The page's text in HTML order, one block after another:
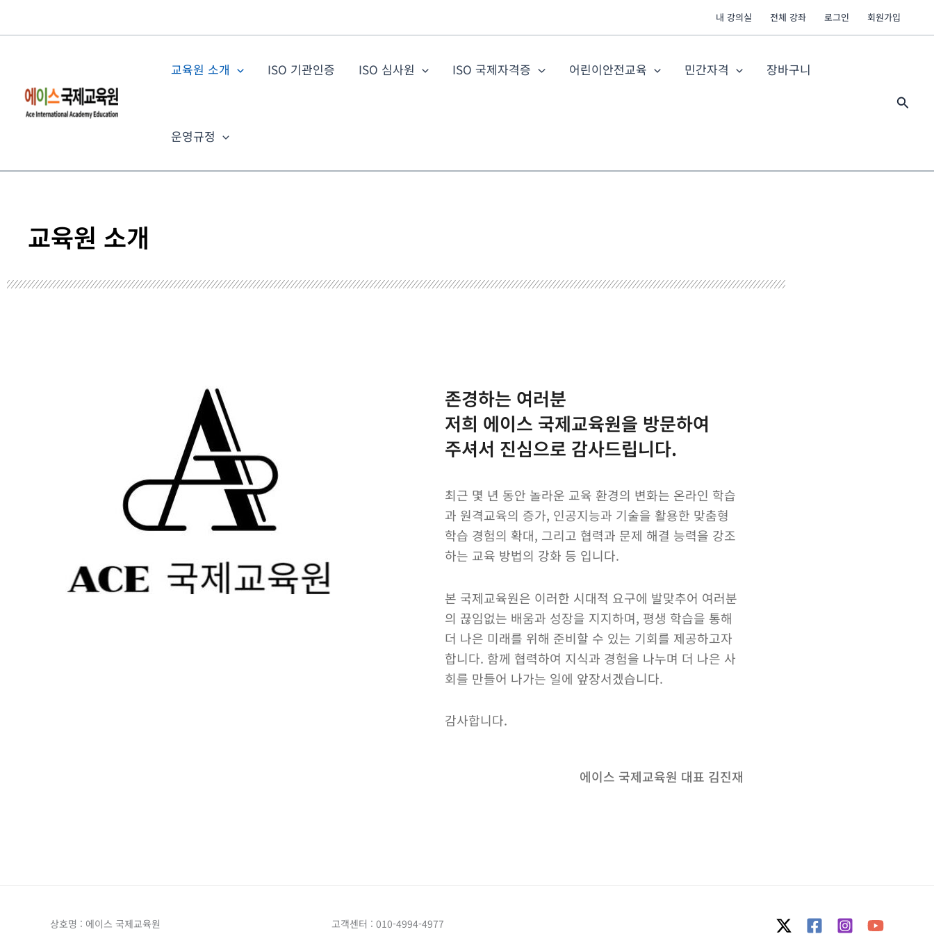
내 강의실 전체 강좌 로그인 회원가입
교육원 소개 ISO 기관인증 ISO 심사원 ISO 국제자격증 어린이안전교육 민간자격 장바구니
운영규정
검
교육원 소개
존경하는 여러분
저희 에이스 국제교육원을 방문하여
주셔서 진심으로 감사드립니다.
최근 몇 년 동안 놀라운 교육 환경의 변화는 온라인 학습
과 원격교육의 증가, 인공지능과 기술을 활용한 맞춤형
학습 경험의 확대, 그리고 협력과 문제 해결 능력을 강조
하는 교육 방법의 강화 등 입니다.
본 국제교육원은 이러한 시대적 요구에 발맞추어 여러분
의 끊임없는 배움과 성장을 지지하며, 평생 학습을 통해
더 나은 미래를 위해 준비할 수 있는 기회를 제공하고자
합니다. 함께 협력하여 지식과 경험을 나누며 더 나은 사
회를 만들어 나가는 일에 앞장서겠습니다.
감사합니다.
에이스 국제교육원 대표 김진재
상호명 : 에이스 국제교육원 고객센터 : 010-4994-4977